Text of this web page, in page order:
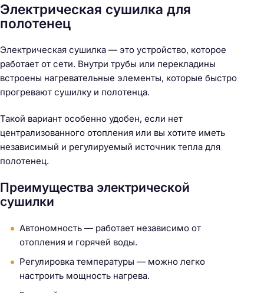
Электрическая сушилка для
полотенец
Электрическая сушилка — это устройство, которое
работает от сети. Внутри трубы или перекладины
встроены нагревательные элементы, которые быстро
прогревают сушилку и полотенца.
Такой вариант особенно удобен, если нет
централизованного отопления или вы хотите иметь
независимый и регулируемый источник тепла для
полотенец.
Преимущества электрической
сушилки
Автономность — работает независимо от
отопления и горячей воды.
Регулировка температуры — можно легко
настроить мощность нагрева.